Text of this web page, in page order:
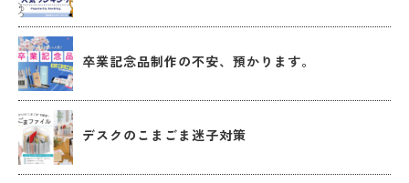
卒業記念品制作の不安、預かります。
デスクのこまごま迷子対策